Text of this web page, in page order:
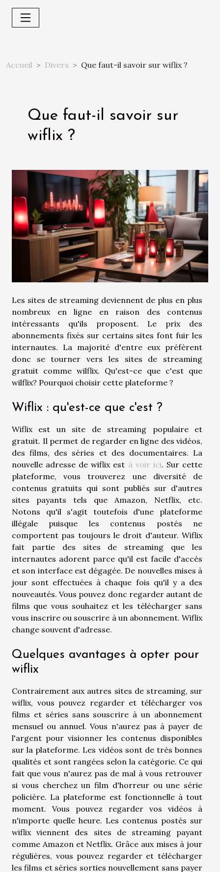
Accueil Divers Que faut-il savoir sur wiflix ?
Que faut-il savoir sur
wiflix ?
Les sites de streaming deviennent de plus en plus
nombreux en ligne en raison des contenus
intéressants qu'ils proposent. Le prix des
abonnements fixés sur certains sites font fuir les
internautes. La majorité d'entre eux préfèrent
donc se tourner vers les sites de streaming
gratuit comme wilflix. Qu'est-ce que c'est que
wilflix? Pourquoi choisir cette plateforme ?
Wiflix : qu'est-ce que c'est ?
Wiflix est un site de streaming populaire et
gratuit. Il permet de regarder en ligne des vidéos,
des films, des séries et des documentaires. La
nouvelle adresse de wiflix est à voir ici. Sur cette
plateforme, vous trouverez une diversité de
contenus gratuits qui sont publiés sur d'autres
sites payants tels que Amazon, Netflix, etc.
Notons qu'il s'agit toutefois d'une plateforme
illégale puisque les contenus postés ne
comportent pas toujours le droit d'auteur. Wiflix
fait partie des sites de streaming que les
internautes adorent parce qu'il est facile d'accès
et son interface est dégagée. De nouvelles mises à
jour sont effectuées à chaque fois qu'il y a des
nouveautés. Vous pouvez donc regarder autant de
films que vous souhaitez et les télécharger sans
vous inscrire ou souscrire à un abonnement. Wiflix
change souvent d'adresse.
Quelques avantages à opter pour
wiflix
Contrairement aux autres sites de streaming, sur
wiflix, vous pouvez regarder et télécharger vos
films et séries sans souscrire à un abonnement
mensuel ou annuel. Vous n'aurez pas à payer de
l'argent pour visionner les contenus disponibles
sur la plateforme. Les vidéos sont de très bonnes
qualités et sont rangées selon la catégorie. Ce qui
fait que vous n'aurez pas de mal à vous retrouver
si vous cherchez un film d'horreur ou une série
policière. La plateforme est fonctionnelle à tout
moment. Vous pouvez regarder vos vidéos à
n'importe quelle heure. Les contenus postés sur
wiflix viennent des sites de streaming payant
comme Amazon et Netflix. Grâce aux mises à jour
régulières, vous pouvez regarder et télécharger
les films et séries sorties nouvellement sans payer